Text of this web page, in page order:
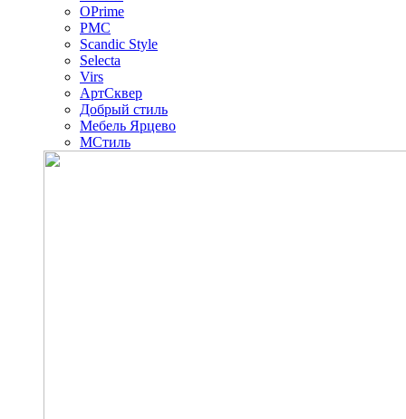
OPrime
PMC
Scandic Style
Selecta
Virs
АртСквер
Добрый стиль
Мебель Ярцево
МСтиль